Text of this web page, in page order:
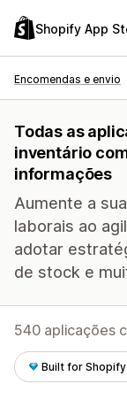
Shopify App
Encomendas e envio
Todas as
inventário
informações
Aumente a
laborais ao
adotar
de stock e
540 aplicações
Built for Shopify